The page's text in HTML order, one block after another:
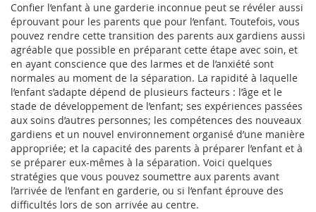
Confier l’enfant à une garderie inconnue peut se révéler aussi
éprouvant pour les parents que pour l’enfant. Toutefois, vous
pouvez rendre cette transition des parents aux gardiens aussi
agréable que possible en préparant cette étape avec soin, et
en ayant conscience que des larmes et de l’anxiété sont
normales au moment de la séparation. La rapidité à laquelle
l’enfant s’adapte dépend de plusieurs facteurs : l’âge et le
stade de développement de l’enfant; ses expériences passées
aux soins d’autres personnes; les compétences des nouveaux
gardiens et un nouvel environnement organisé d’une manière
appropriée; et la capacité des parents à préparer l’enfant et à
se préparer eux-mêmes à la séparation. Voici quelques
stratégies que vous pouvez soumettre aux parents avant
l’arrivée de l’enfant en garderie, ou si l’enfant éprouve des
difficultés lors de son arrivée au centre.